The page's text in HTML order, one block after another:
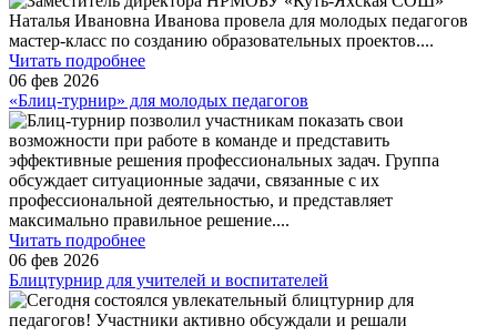
Наталья Ивановна Иванова провела для молодых педагогов
мастер-класс по созданию образовательных проектов....
Читать подробнее
06 фев 2026
«Блиц-турнир» для молодых педагогов
Блиц-турнир позволил участникам показать свои
возможности при работе в команде и представить
эффективные решения профессиональных задач. Группа
обсуждает ситуационные задачи, связанные с их
профессиональной деятельностью, и представляет
максимально правильное решение....
Читать подробнее
06 фев 2026
Блицтурнир для учителей и воспитателей
Сегодня состоялся увлекательный блицтурнир для
педагогов! Участники активно обсуждали и решали